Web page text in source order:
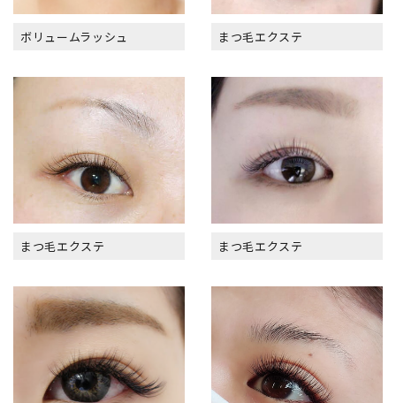
ボリュームラッシュ まつ毛エクステ
まつ毛エクステ まつ毛エクステ